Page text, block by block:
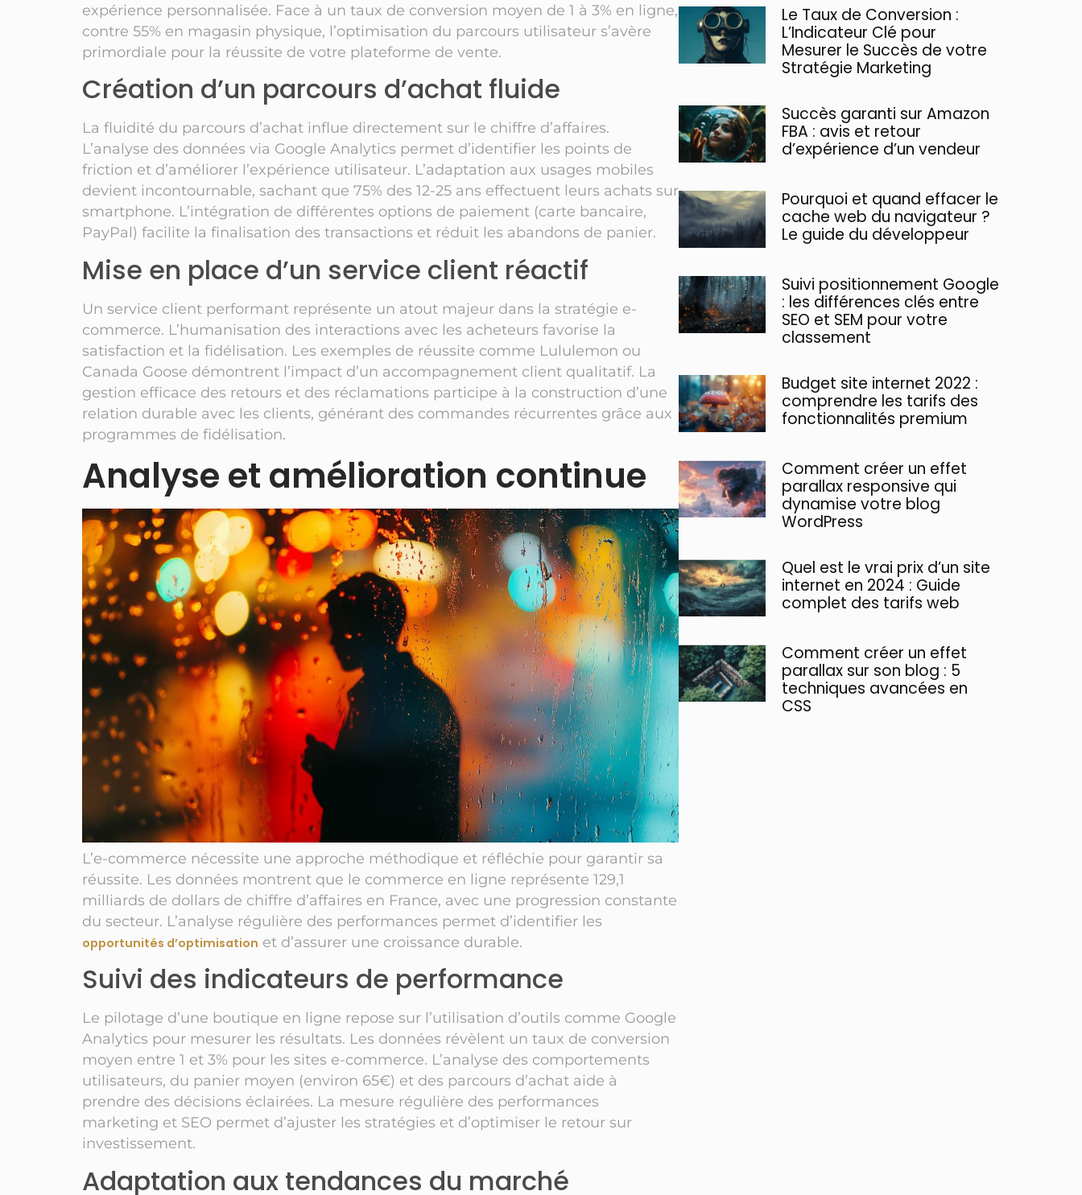
expérience personnalisée. Face à un taux de conversion moyen de 1 à 3% en ligne,
contre 55% en magasin physique, l’optimisation du parcours utilisateur s’avère
primordiale pour la réussite de votre plateforme de vente.
Création d’un parcours d’achat fluide
La fluidité du parcours d’achat influe directement sur le chiffre d’affaires.
L’analyse des données via Google Analytics permet d’identifier les points de
friction et d’améliorer l’expérience utilisateur. L’adaptation aux usages mobiles
devient incontournable, sachant que 75% des 12-25 ans effectuent leurs achats sur
smartphone. L’intégration de différentes options de paiement (carte bancaire,
PayPal) facilite la finalisation des transactions et réduit les abandons de panier.
Mise en place d’un service client réactif
Un service client performant représente un atout majeur dans la stratégie e-
commerce. L’humanisation des interactions avec les acheteurs favorise la
satisfaction et la fidélisation. Les exemples de réussite comme Lululemon ou
Canada Goose démontrent l’impact d’un accompagnement client qualitatif. La
gestion efficace des retours et des réclamations participe à la construction d’une
relation durable avec les clients, générant des commandes récurrentes grâce aux
programmes de fidélisation.
Analyse et amélioration continue
L’e-commerce nécessite une approche méthodique et réfléchie pour garantir sa
réussite. Les données montrent que le commerce en ligne représente 129,1
milliards de dollars de chiffre d’affaires en France, avec une progression constante
du secteur. L’analyse régulière des performances permet d’identifier les
opportunités d’optimisation et d’assurer une croissance durable.
Suivi des indicateurs de performance
Le pilotage d’une boutique en ligne repose sur l’utilisation d’outils comme Google
Analytics pour mesurer les résultats. Les données révèlent un taux de conversion
moyen entre 1 et 3% pour les sites e-commerce. L’analyse des comportements
utilisateurs, du panier moyen (environ 65€) et des parcours d’achat aide à
prendre des décisions éclairées. La mesure régulière des performances
marketing et SEO permet d’ajuster les stratégies et d’optimiser le retour sur
investissement.
Adaptation aux tendances du marché
Le Taux de Conversion :
L’Indicateur Clé pour
Mesurer le Succès de votre
Stratégie Marketing
Succès garanti sur Amazon
FBA : avis et retour
d’expérience d’un vendeur
Pourquoi et quand effacer le
cache web du navigateur ?
Le guide du développeur
Suivi positionnement Google
: les différences clés entre
SEO et SEM pour votre
classement
Budget site internet 2022 :
comprendre les tarifs des
fonctionnalités premium
Comment créer un effet
parallax responsive qui
dynamise votre blog
WordPress
Quel est le vrai prix d’un site
internet en 2024 : Guide
complet des tarifs web
Comment créer un effet
parallax sur son blog : 5
techniques avancées en
CSS